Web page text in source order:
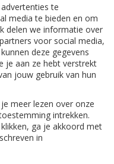
te
media te bieden en om
delen we informatie over
voor social media,
deze gegevens
je aan ze hebt verstrekt
jouw gebruik van hun
meer lezen over onze
intrekken.
ga je akkoord met
in
'Darselect' -
van Fragaria
wit en geel van
...